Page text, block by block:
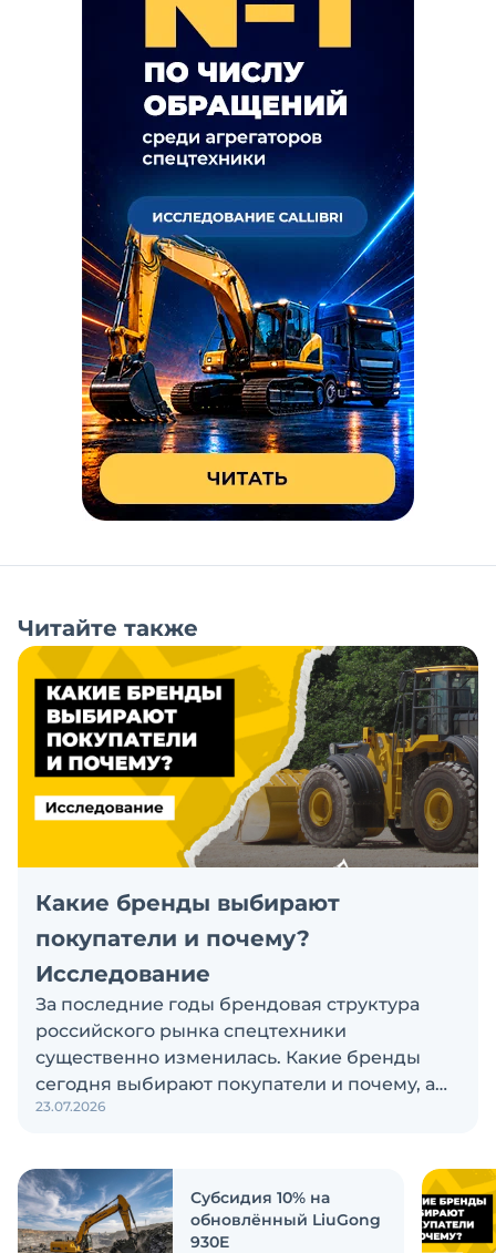
Читайте также
Какие бренды выбирают
покупатели и почему?
Исследование
За последние годы брендовая структура
российского рынка спецтехники
существенно изменилась. Какие бренды
сегодня выбирают покупатели и почему, а
также кого считают лидерами рынка?
ответить на эти вопросы
23.07.2026
Субсидия 10% на
обновлённый LiuGong
930E